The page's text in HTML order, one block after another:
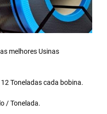
melhores Usinas
Toneladas cada bobina.
/ Tonelada.